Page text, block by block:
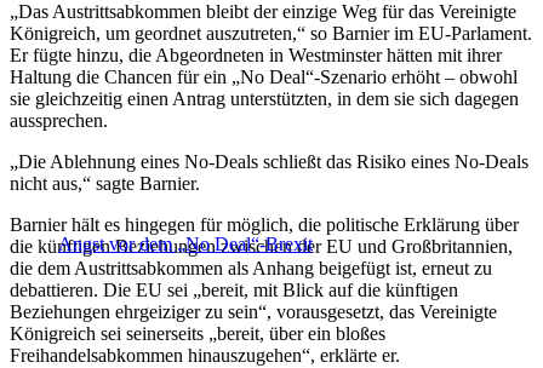
„Das Austrittsabkommen bleibt der einzige Weg für das Vereinigte
Königreich, um geordnet auszutreten,“ so Barnier im EU-Parlament.
Er fügte hinzu, die Abgeordneten in Westminster hätten mit ihrer
Haltung die Chancen für ein „No Deal“-Szenario erhöht – obwohl
sie gleichzeitig einen Antrag unterstützten, in dem sie sich dagegen
aussprechen.
„Die Ablehnung eines No-Deals schließt das Risiko eines No-Deals
nicht aus,“ sagte Barnier.
Angst vor dem „No Deal“-Brexit
Barnier hält es hingegen für möglich, die politische Erklärung über
die künftigen Beziehungen zwischen der EU und Großbritannien,
die dem Austrittsabkommen als Anhang beigefügt ist, erneut zu
debattieren. Die EU sei „bereit, mit Blick auf die künftigen
Beziehungen ehrgeiziger zu sein“, vorausgesetzt, das Vereinigte
Königreich sei seinerseits „bereit, über ein bloßes
Freihandelsabkommen hinauszugehen“, erklärte er.